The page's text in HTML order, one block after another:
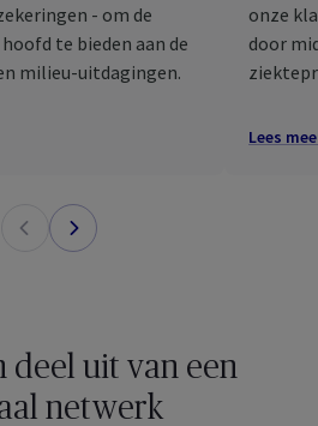
- om de
te bieden aan de
milieu-uitdagingen.
onze
door
Lees
deel uit van een
netwerk